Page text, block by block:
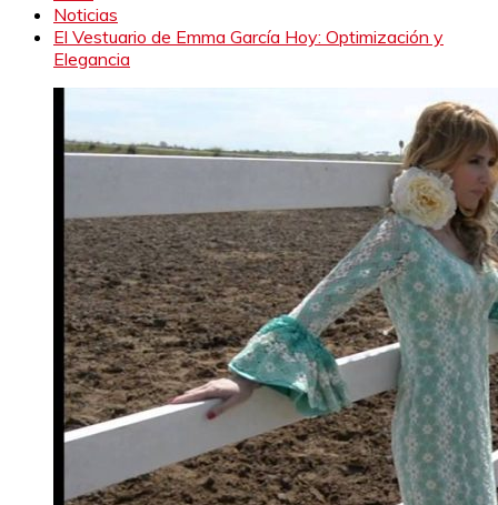
Noticias
El Vestuario de Emma García Hoy: Optimización y
Elegancia